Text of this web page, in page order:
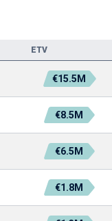
ETV
€15.5M
€8.5M
€6.5M
€1.8M